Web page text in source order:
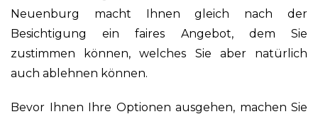
Neuenburg macht Ihnen gleich nach der
Besichtigung ein faires Angebot, dem Sie
zustimmen können, welches Sie aber natürlich
auch ablehnen können.
Bevor Ihnen Ihre Optionen ausgehen, machen Sie